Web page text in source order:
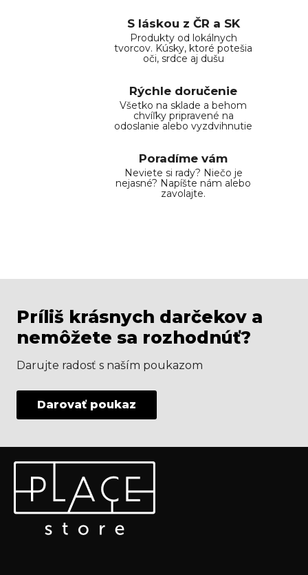
S láskou z ČR a SK
Produkty od lokálnych
tvorcov. Kúsky, ktoré potešia
oči, srdce aj dušu
Rýchle doručenie
Všetko na sklade a behom
chvíľky pripravené na
odoslanie alebo vyzdvihnutie
Poradíme vám
Neviete si rady? Niečo je
nejasné? Napíšte nám alebo
zavolajte.
Príliš krásnych darčekov a
nemôžete sa rozhodnúť?
Darujte radosť s naším poukazom
Darovať poukaz
Odoberať newsletter
Vložte svoj e-mail a my Vám budeme zasielať informácie
o nových produktoch na našom e-shope.